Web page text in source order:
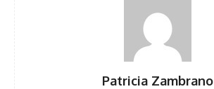
Patricia Zambrano